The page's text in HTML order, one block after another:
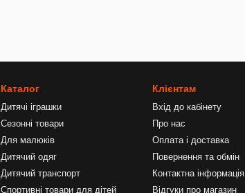
Каталог
Дитячі іграшки
Сезонні товари
Для малюків
Дитячий одяг
Дитячий транспорт
Спортивні товари для дітей
Клієнтам
Вхід до кабінету
Про нас
Оплата і доставка
Повернення та обмін
Контактна інформація
Відгуки про магазин